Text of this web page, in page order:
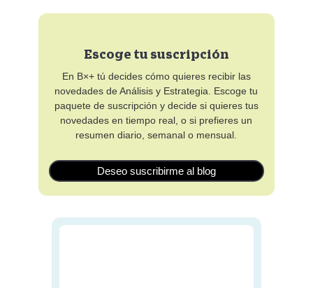
Escoge tu suscripción
En B×+ tú decides cómo quieres recibir las
novedades de Análisis y Estrategia. Escoge tu
paquete de suscripción y decide si quieres tus
novedades en tiempo real, o si prefieres un
resumen diario, semanal o mensual.
Deseo suscribirme al blog